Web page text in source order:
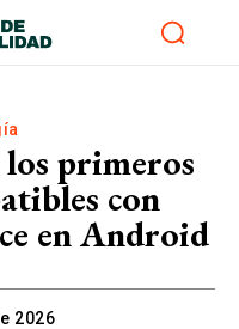
primeros
con
en Android
2026